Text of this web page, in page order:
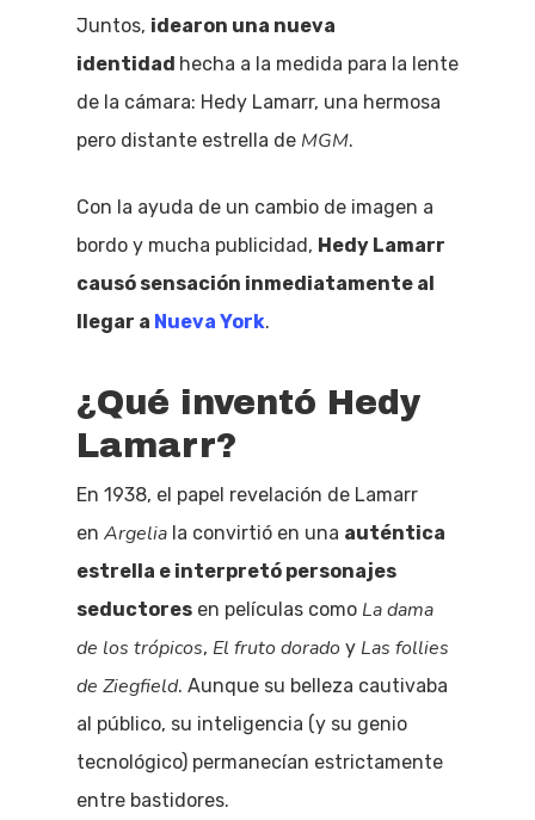
Juntos, idearon una nueva
identidad hecha a la medida para la lente
de la cámara: Hedy Lamarr, una hermosa
pero distante estrella de MGM.
Con la ayuda de un cambio de imagen a
bordo y mucha publicidad, Hedy Lamarr
causó sensación inmediatamente al
llegar a Nueva York.
¿Qué inventó Hedy
Lamarr?
En 1938, el papel revelación de Lamarr
en Argelia la convirtió en una auténtica
estrella e interpretó personajes
seductores en películas como La dama
de los trópicos, El fruto dorado y Las follies
de Ziegfield. Aunque su belleza cautivaba
al público, su inteligencia (y su genio
tecnológico) permanecían estrictamente
entre bastidores.